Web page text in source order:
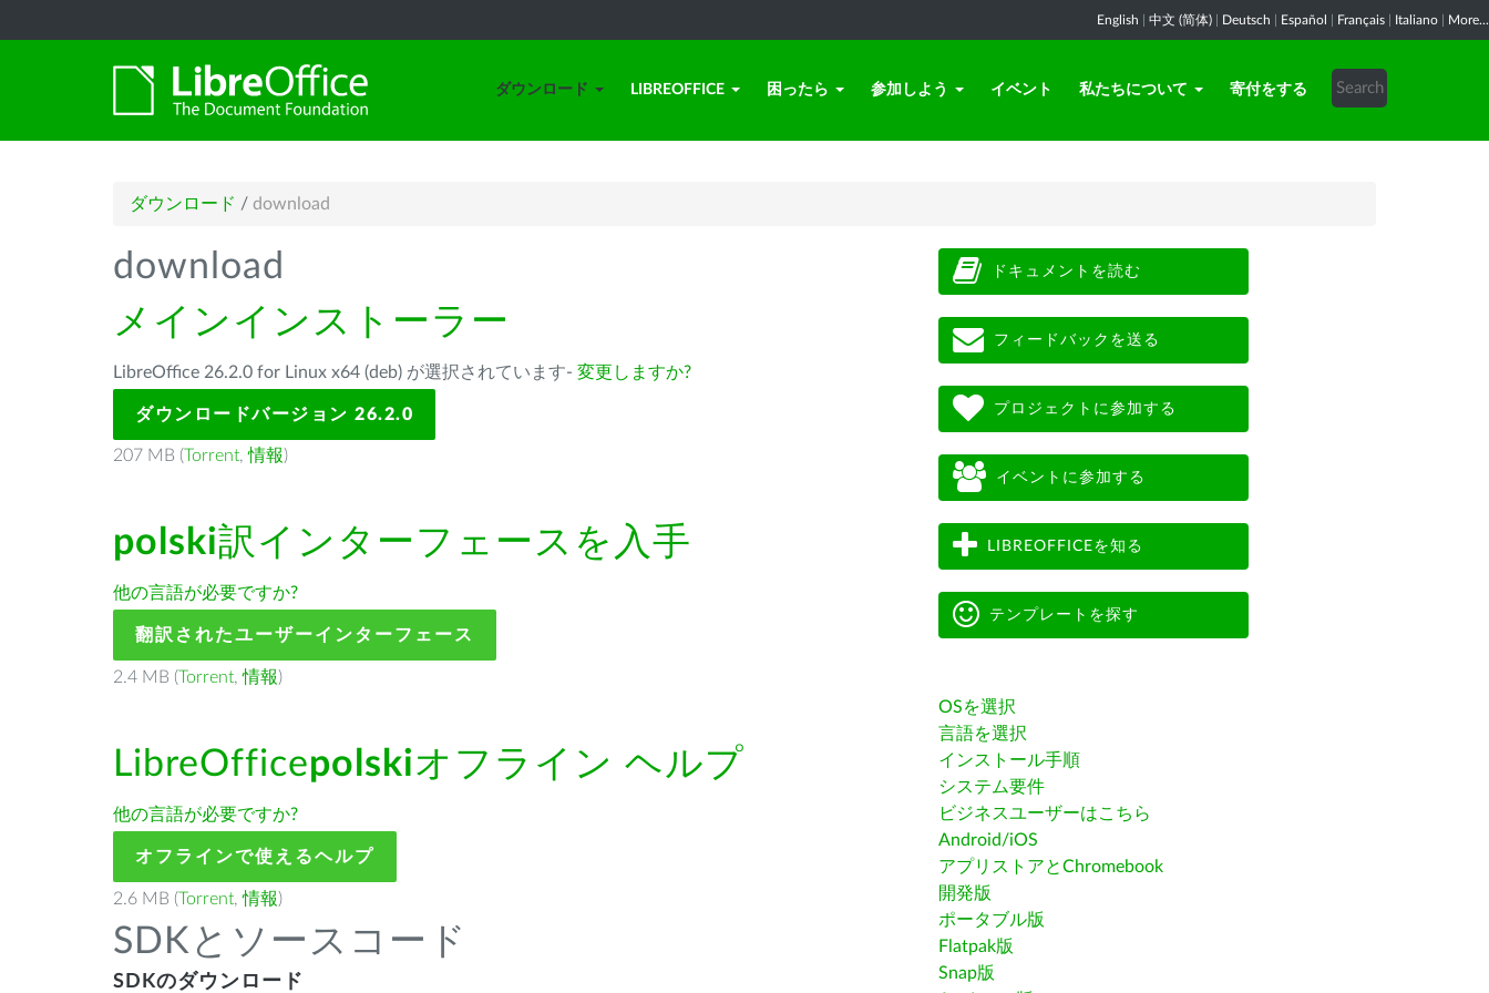
English 中文 (简体) Deutsch Español Français Italiano More...
ダウンロード LIBREOFFICE 困ったら 参加しよう イベント 私たちについて 寄付をする
ダウンロード / download
download
メインインストーラー
LibreOffice 26.2.0 for Linux x64 (deb) が選択されています- 変更しますか?
ダウンロードバージョン 26.2.0
207 MB (Torrent,情報)
polski訳インターフェースを入手
他の言語が必要ですか?
翻訳されたユーザーインターフェース
2.4 MB (Torrent,情報)
LibreOfficepolskiオフライン ヘルプ
他の言語が必要ですか?
オフラインで使えるヘルプ
2.6 MB (Torrent,情報)
SDKとソースコード
SDKのダウンロード
ドキュメントを読む
フィードバックを送る
プロジェクトに参加する
イベントに参加する
LIBREOFFICEを知る
テンプレートを探す
OSを選択
言語を選択
インストール手順
システム要件
ビジネスユーザーはこちら
Android/iOS
アプリストアとChromebook
開発版
ポータブル版
Flatpak版
Snap版